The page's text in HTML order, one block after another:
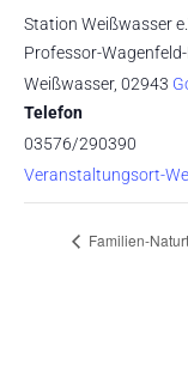
Station Weißwasser
Professor-
Weißwasser, 02943
Telefon
03576/290390
Veranstaltungsort-
Familien-